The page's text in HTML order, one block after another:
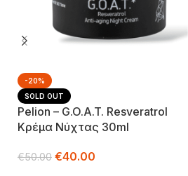
-20%
SOLD OUT
Pelion – G.o.a.t. Resveratrol
Κρέμα Νύχτας 30ml
€50.00 €40.00